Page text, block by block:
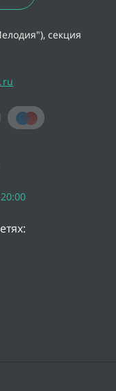
секция